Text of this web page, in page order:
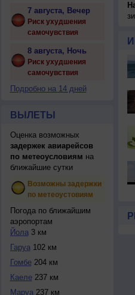
7 августа, Вечер
Риск ухудшения
самочувствия
8 августа, Ночь
Риск ухудшения
самочувствия
Подробно на 14 дней
ВЫЛЕТЫ
Оценка возможных
задержек авиарейсов
по метеоусловиям на
ближайшие сутки
Возможны задержки
по метеоустовиям
Погода по ближайшим
аэропортам
Йола3 км
Гаруа102 км
Гомбе204 км
Каеле237 км
Маруа237 км